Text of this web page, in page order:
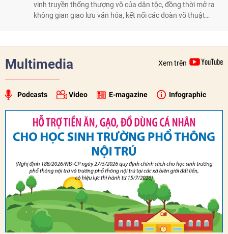
vinh truyền thống thượng võ của dân tộc, đồng thời mở ra
không gian giao lưu văn hóa, kết nối các đoàn võ thuật
Multimedia Xem trên
Podcasts Video E-magazine Infographic